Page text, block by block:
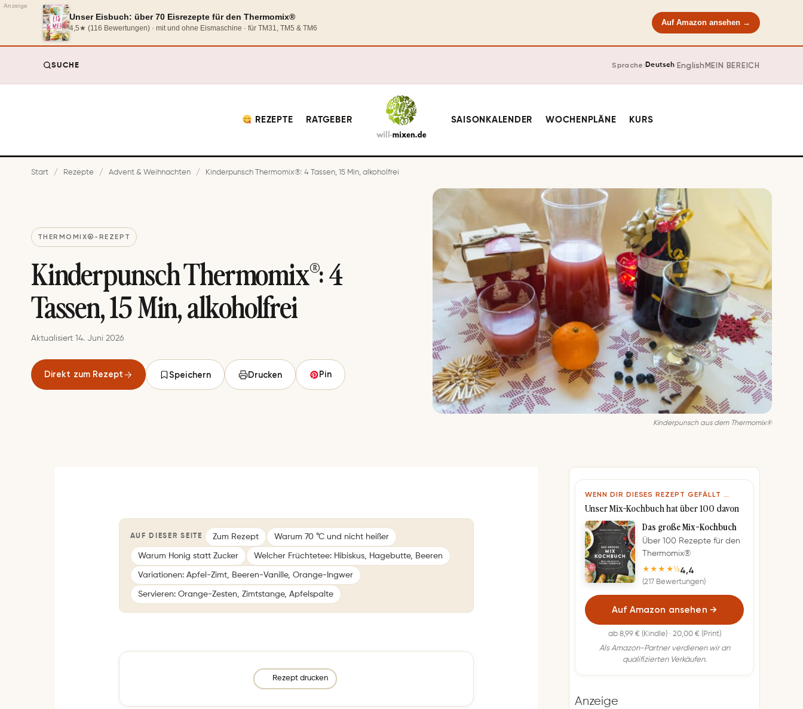
Anzeige
Unser Eisbuch: über 70 Eisrezepte für den Thermomix®
4,5★ (116 Bewertungen) · mit und ohne Eismaschine · für TM31, TM5 & TM6
Auf Amazon ansehen →
SUCHE Sprache:Deutsch· EnglishMEIN BEREICH
REZEPTE RATGEBER SAISONKALENDER WOCHENPLÄNE KURS
Start / Rezepte / Advent & Weihnachten / Kinderpunsch Thermomix®: 4 Tassen, 15 Min, alkoholfrei
THERMOMIX®-REZEPT
Kinderpunsch Thermomix®: 4
Tassen, 15 Min, alkoholfrei
Aktualisiert 14. Juni 2026
Direkt zum Rezept Speichern Drucken Pin
Kinderpunsch aus dem Thermomix®
AUF DIESER SEITE Zum Rezept Warum 70 °C und nicht heißer
Warum Honig statt Zucker Welcher Früchtetee: Hibiskus, Hagebutte, Beeren
Variationen: Apfel-Zimt, Beeren-Vanille, Orange-Ingwer
Servieren: Orange-Zesten, Zimtstange, Apfelspalte
Rezept drucken
WENN DIR DIESES REZEPT GEFÄLLT …
Unser Mix-Kochbuch hat über 100 davon
Das große Mix-Kochbuch
Über 100 Rezepte für den
Thermomix®
★★★★½4,4
(217 Bewertungen)
Auf Amazon ansehen →
ab 8,99 € (Kindle) · 20,00 € (Print)
Als Amazon-Partner verdienen wir an
qualifizierten Verkäufen.
Anzeige